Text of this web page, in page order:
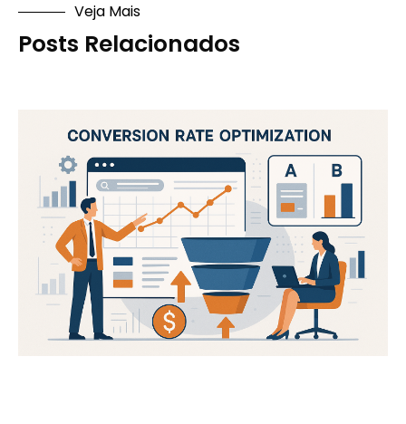
Veja Mais
Posts Relacionados